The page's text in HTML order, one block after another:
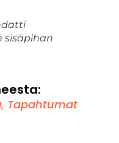
sisäpihan
, Tapahtumat